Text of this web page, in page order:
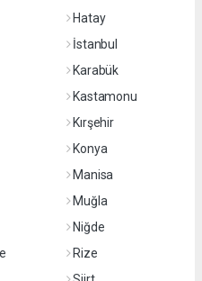
Hatay
İstanbul
Karabük
Kastamonu
Kırşehir
Konya
Manisa
Muğla
Niğde
Rize